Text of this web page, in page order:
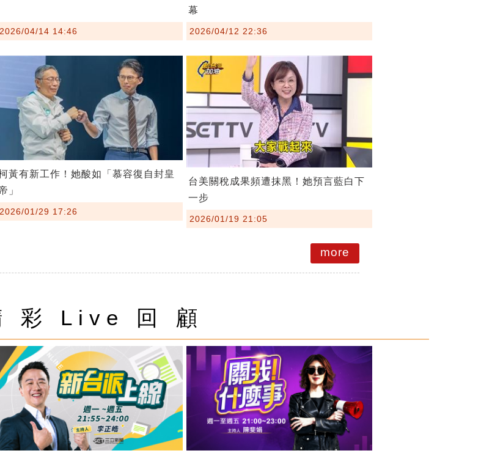
2026/04/14 14:46
幕
2026/04/12 22:36
黃有新工作！她酸如「慕容復自封皇
」
2026/01/29 17:26
台美關稅成果頻遭抹黑！她預言藍白下
一步
2026/01/19 21:05
more
彩 Live 回 顧